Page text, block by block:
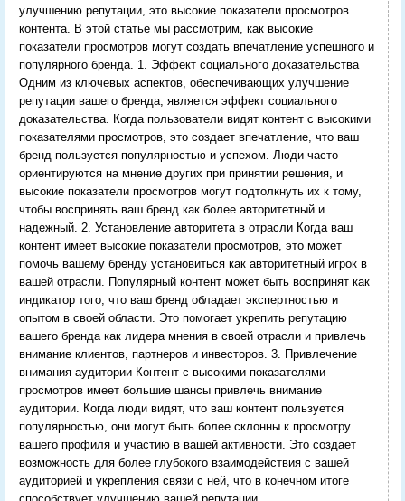
улучшению репутации, это высокие показатели просмотров
контента. В этой статье мы рассмотрим, как высокие
показатели просмотров могут создать впечатление успешного и
популярного бренда. 1. Эффект социального доказательства
Одним из ключевых аспектов, обеспечивающих улучшение
репутации вашего бренда, является эффект социального
доказательства. Когда пользователи видят контент с высокими
показателями просмотров, это создает впечатление, что ваш
бренд пользуется популярностью и успехом. Люди часто
ориентируются на мнение других при принятии решения, и
высокие показатели просмотров могут подтолкнуть их к тому,
чтобы воспринять ваш бренд как более авторитетный и
надежный. 2. Установление авторитета в отрасли Когда ваш
контент имеет высокие показатели просмотров, это может
помочь вашему бренду установиться как авторитетный игрок в
вашей отрасли. Популярный контент может быть воспринят как
индикатор того, что ваш бренд обладает экспертностью и
опытом в своей области. Это помогает укрепить репутацию
вашего бренда как лидера мнения в своей отрасли и привлечь
внимание клиентов, партнеров и инвесторов. 3. Привлечение
внимания аудитории Контент с высокими показателями
просмотров имеет большие шансы привлечь внимание
аудитории. Когда люди видят, что ваш контент пользуется
популярностью, они могут быть более склонны к просмотру
вашего профиля и участию в вашей активности. Это создает
возможность для более глубокого взаимодействия с вашей
аудиторией и укрепления связи с ней, что в конечном итоге